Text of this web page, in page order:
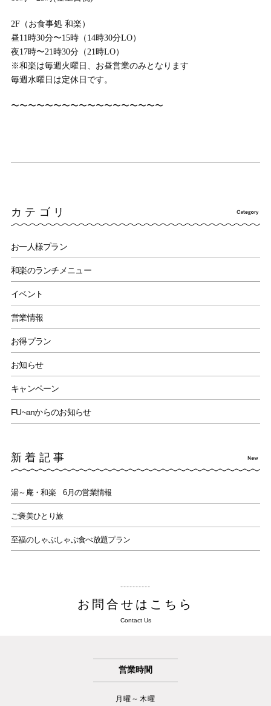
2F（お食事処 和楽）
昼11時30分〜15時（14時30分LO）
夜17時〜21時30分（21時LO）
※和楽は毎週火曜日、お昼営業のみとなります
毎週水曜日は定休日です。
〜〜〜〜〜〜〜〜〜〜〜〜〜〜〜〜〜〜
カテゴリ
お一人様プラン
和楽のランチメニュー
イベント
営業情報
お得プラン
お知らせ
キャンペーン
FU~anからのお知らせ
新着記事
湯～庵・和楽 6月の営業情報
ご褒美ひとり旅
至福のしゃぶしゃぶ食べ放題プラン
お問合せはこちら
Contact Us
営業時間
月曜～木曜